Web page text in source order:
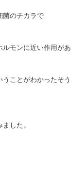
菌のチカラで
モンに近い作用があ
ことがわかったそう
した。